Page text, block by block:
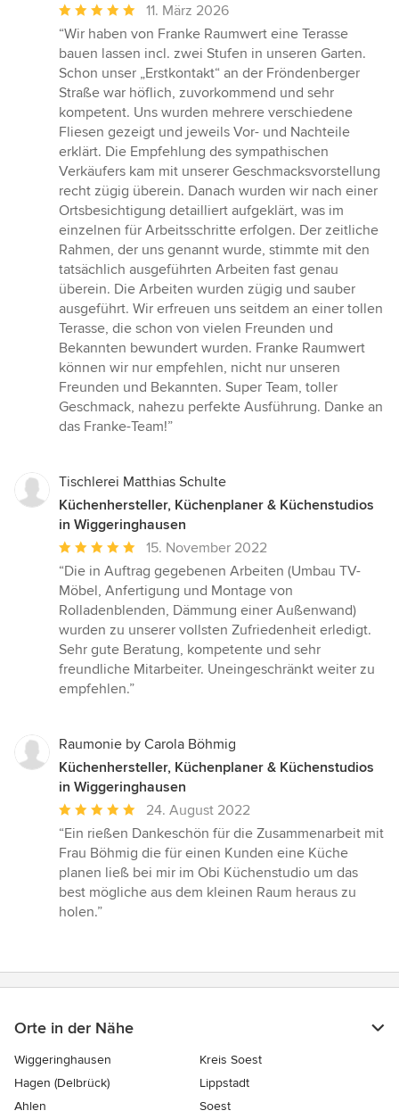
Durchschnittliche
Bewertung:
5
von
5
Sternen
11. März 2026
“Wir haben von Franke Raumwert eine Terasse
bauen lassen incl. zwei Stufen in unseren Garten.
Schon unser „Erstkontakt“ an der Fröndenberger
Straße war höflich, zuvorkommend und sehr
kompetent. Uns wurden mehrere verschiedene
Fliesen gezeigt und jeweils Vor- und Nachteile
erklärt. Die Empfehlung des sympathischen
Verkäufers kam mit unserer Geschmacksvorstellung
recht zügig überein. Danach wurden wir nach einer
Ortsbesichtigung detailliert aufgeklärt, was im
einzelnen für Arbeitsschritte erfolgen. Der zeitliche
Rahmen, der uns genannt wurde, stimmte mit den
tatsächlich ausgeführten Arbeiten fast genau
überein. Die Arbeiten wurden zügig und sauber
ausgeführt. Wir erfreuen uns seitdem an einer tollen
Terasse, die schon von vielen Freunden und
Bekannten bewundert wurden. Franke Raumwert
können wir nur empfehlen, nicht nur unseren
Freunden und Bekannten. Super Team, toller
Geschmack, nahezu perfekte Ausführung. Danke an
das Franke-Team!”
Tischlerei Matthias Schulte
Küchenhersteller, Küchenplaner & Küchenstudios
in Wiggeringhausen
Durchschnittliche
Bewertung:
5
von
5
Sternen
15. November 2022
“Die in Auftrag gegebenen Arbeiten (Umbau TV-
Möbel, Anfertigung und Montage von
Rolladenblenden, Dämmung einer Außenwand)
wurden zu unserer vollsten Zufriedenheit erledigt.
Sehr gute Beratung, kompetente und sehr
freundliche Mitarbeiter. Uneingeschränkt weiter zu
empfehlen.”
Raumonie by Carola Böhmig
Küchenhersteller, Küchenplaner & Küchenstudios
in Wiggeringhausen
Durchschnittliche
Bewertung:
5
von
5
Sternen
24. August 2022
“Ein rießen Dankeschön für die Zusammenarbeit mit
Frau Böhmig die für einen Kunden eine Küche
planen ließ bei mir im Obi Küchenstudio um das
best mögliche aus dem kleinen Raum heraus zu
holen.”
Orte in der Nähe
Wiggeringhausen
Kreis Soest
Hagen (Delbrück)
Lippstadt
Ahlen
Soest